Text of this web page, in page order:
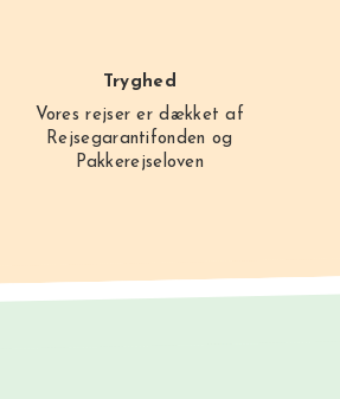
Tryghed
Vores rejser er dækket af
Rejsegarantifonden og
Pakkerejseloven